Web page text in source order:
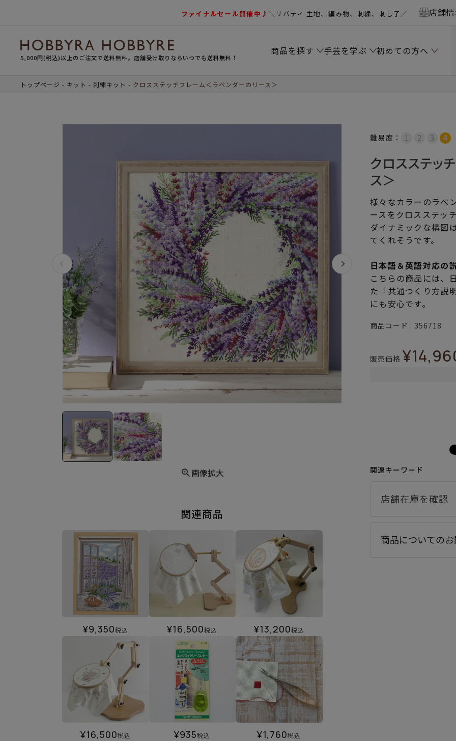
ファイナルセール開催中♪＼リバティ 生地、編み物、刺繍、刺し子／ 店舗
5,000円(税込)以上のご注文で送料無料。店舗受け取りならいつでも送料無料！
商品を探す 手芸を学ぶ 初めての方へ
トップページ キット 刺繍キット クロスステッチフレーム＜ラベンダーのリース＞
画像拡大
関連商品
¥9,350税込 ¥16,500税込 ¥13,200税込
¥16,500税込 ¥935税込 ¥1,760税込
難易度：
クロスステッ
ス＞
様々なカラーのラベ
ースをクロスステッ
ダイナミックな構図
てくれそうです。
日本語＆英語対応の
こちらの商品には、
た「共通つくり方説
にも安心です。
商品コード 356718
販売価格 ¥
関連キーワード
商品についての